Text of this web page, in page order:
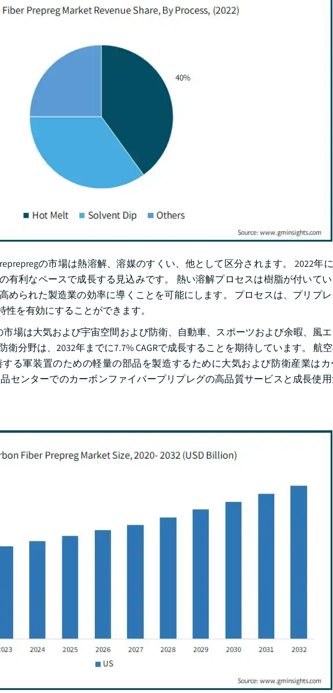
の市場は熱溶解、溶媒のすくい、他として区分されます。 2022年
有利なペースで成長する見込みです。 熱い溶解プロセスは樹脂が付いて
められた製造業の効率に導くことを可能にします。 プロセスは、プリプ
を有効にすることができます。
場は大気および宇宙空間および防衛、自動車、スポーツおよび余暇、風
分野は、2032年までに7.7% CAGRで成長することを期待しています。 航
る軍装置のための軽量の部品を製造するために大気および防衛産業は
センターでのカーボンファイバープリプレグの高品質サービスと成長使